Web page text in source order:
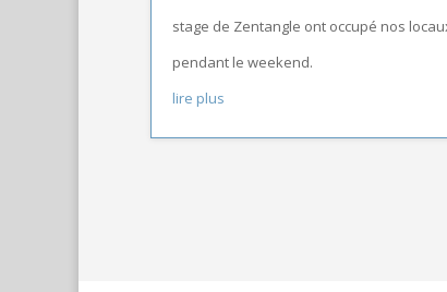
stage de Zentangle ont occupé nos
pendant le weekend.
lire plus